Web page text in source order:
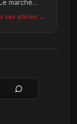
marché
sa marque
ses articles →